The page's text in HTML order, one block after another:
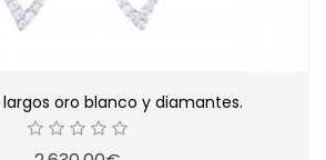
oro blanco y diamantes.